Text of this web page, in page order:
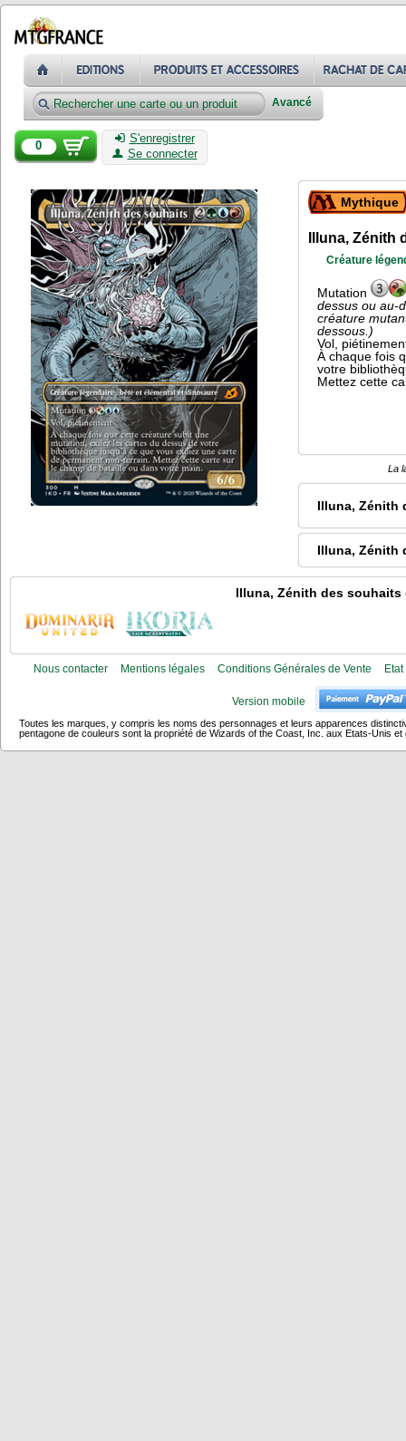
Avancé
0
S'enregistrer
Se connecter
Mythique
Illuna, Zénith
Créature
Mutation
dessus ou au-
créature
dessous.)
Vol,
À chaque fois
votre
Mettez cette
La
Illuna, Zénith
Illuna, Zénith
Illuna, Zénith des souhaits
Nous contacter Mentions légales Conditions Générales de Vente
Version mobile
Toutes les marques, y compris les noms des personnages et leurs apparences
pentagone de couleurs sont la propriété de Wizards of the Coast, Inc. aux Etats-Unis